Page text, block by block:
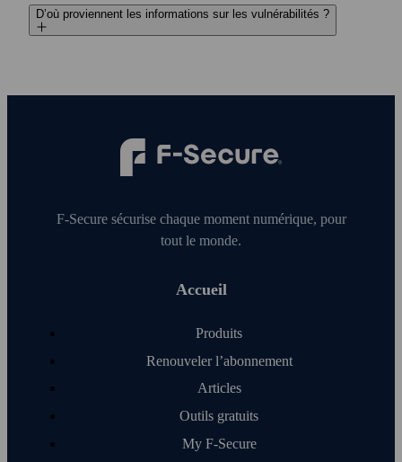
D’où proviennent les informations sur les vulnérabilités ?
F‑Secure sécurise chaque moment numérique, pour
tout le monde.
Accueil
Produits
Renouveler l’abonnement
Articles
Outils gratuits
My F‑Secure